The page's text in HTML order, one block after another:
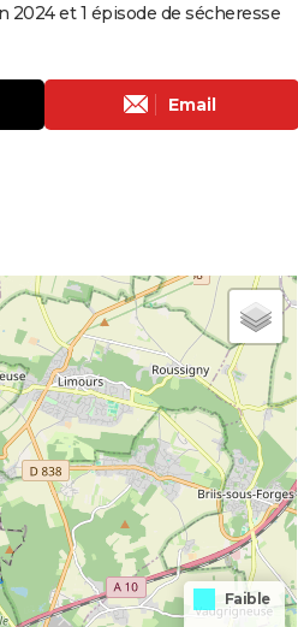
2024 et 1 épisode de sécheresse
Email
Faible